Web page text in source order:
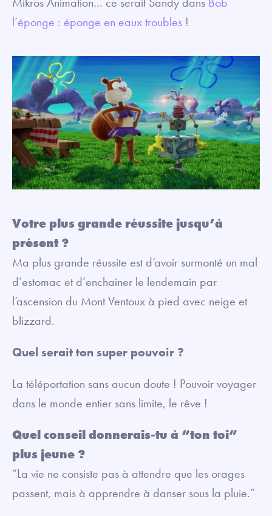
l’éponge : éponge en eaux troubles !
Votre plus grande réussite jusqu’à
présent ?
Ma plus grande réussite est d’avoir surmonté un mal
d’estomac et d’enchainer le lendemain par
l’ascension du Mont Ventoux à pied avec neige et
blizzard.
Quel serait ton super pouvoir ?
La téléportation sans aucun doute ! Pouvoir voyager
dans le monde entier sans limite, le rêve !
Quel conseil donnerais-tu à “ton toi”
plus jeune ?
“La vie ne consiste pas à attendre que les orages
passent, mais à apprendre à danser sous la pluie.”